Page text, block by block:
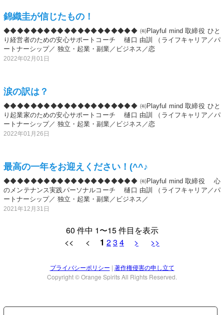
錦織圭が信じたもの！
◆◆◆◆◆◆◆◆◆◆◆◆◆◆◆◆◆◆◆◆ ㈲Playful mind 取締役 ひと
り経営者のための安心サポートコーチ 樋口 由訓 （ライフキャリア／パ
ートナーシップ／ 独立・起業・副業／ビジネス／恋
2022年02月01日
涙の訳は？
◆◆◆◆◆◆◆◆◆◆◆◆◆◆◆◆◆◆◆◆ ㈲Playful mind 取締役 ひと
り起業家のための安心サポートコーチ 樋口 由訓 （ライフキャリア／パ
ートナーシップ／ 独立・起業・副業／ビジネス／恋
2022年01月26日
最高の一年をお迎えください！(^^♪
◆◆◆◆◆◆◆◆◆◆◆◆◆◆◆◆◆◆◆◆ ㈲Playful mind 取締役 心
のメンテナンス実践パーソナルコーチ 樋口 由訓 （ライフキャリア／パ
ートナーシップ／ 独立・起業・副業／ビジネス／
2021年12月31日
60 件中 1〜15 件目を表示
<< < 1 23 4 > >>
プライバシーポリシー | 著作権侵害の申し立て
Copyright © Orange Spirits All Rights Reserved.